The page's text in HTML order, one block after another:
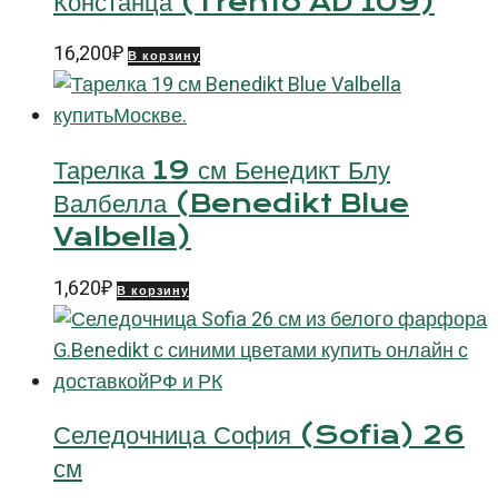
16,200₽ В корзину
Тарелка 19 см Бенедикт Блу
Валбелла (Benedikt Blue
Valbella)
1,620₽ В корзину
Селедочница София (Sofia) 26
см